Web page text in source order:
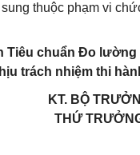
thuộc phạm vi
Tiêu chuẩn Đo
trách nhiệm thi
KT. BỘ
THỨ